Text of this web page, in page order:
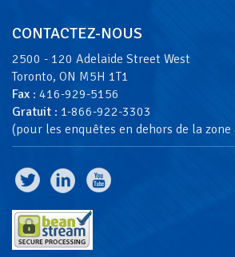
CONTACTEZ-NOUS
2500 - 120 Adelaide Street West
Toronto, ON M5H 1T1
Fax : 416-929-5156
Gratuit : 1-866-922-3303
(pour les enquêtes en dehors de la